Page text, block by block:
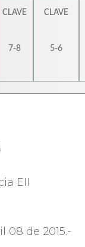
CLAVE
7-8
CLAVE
5-6
EII
08 de 2015.-